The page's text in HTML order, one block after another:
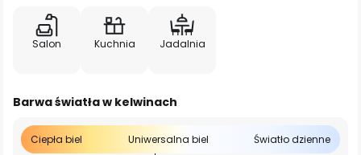
Salon Kuchnia Jadalnia
Barwa światła w kelwinach
Ciepła biel Uniwersalna biel Światło dzienne